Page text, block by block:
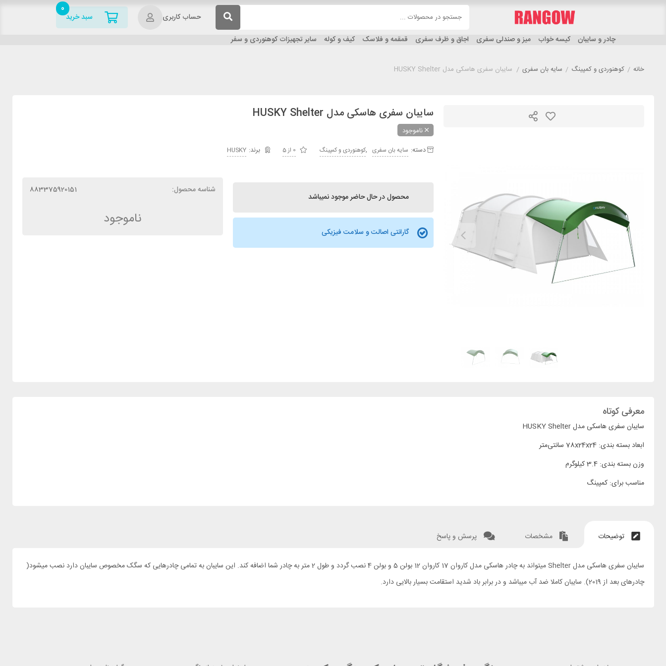
حساب کاربری سبد خرید
0
چادر و سایبان کیسه خواب میز و صندلی سفری اجاق و ظرف سفری قمقمه و فلاسک کیف و کوله سایر تجهیزات کوهنوردی و سفر
خانه / کوهنوردی و کمپینگ / سایه بان سفری / سایبان سفری هاسکی مدل HUSKY Shelter
سایبان سفری هاسکی مدل HUSKY Shelter
ناموجود
دسته: سایه بان سفری ,کوهنوردی و کمپینگ 0 از 5 HUSKY
محصول در حال حاضر موجود نمیباشد
گارانتی اصالت و سلامت فیزیکی
شناسه محصول: 883375920151
ناموجود
معرفی کوتاه
سایبان سفری هاسکی مدل HUSKY Shelter
ابعاد بسته بندی: 78x24x24 سانتی‌متر
وزن بسته بندی: 3.4 کیلوگرم
مناسب برای: کمپینگ
توضیحات مشخصات پرسش و پاسخ
سایبان سفری هاسکی مدل Shelter میتواند به چادر هاسکی مدل کاروان 17 کاروان 12 بولن 5 و بولن 4 نصب گردد و طول 2 متر به چادر شما اضافه کند. این سایبان به تمامی چادرهایی که سگک مخصوص سایبان دارد نصب میشود(
چادرهای بعد از 2019). سایبان کاملا ضد آب میباشد و در برابر باد شدید استقامت بسیار بالایی دارد.